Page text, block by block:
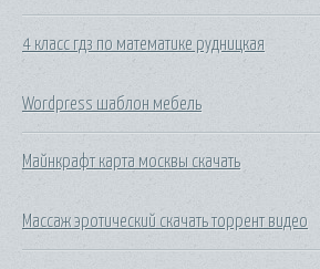
4 класс гдз по математике рудницкая
Wordpress шаблон мебель
Майнкрафт карта москвы скачать
Массаж эротический скачать торрент видео